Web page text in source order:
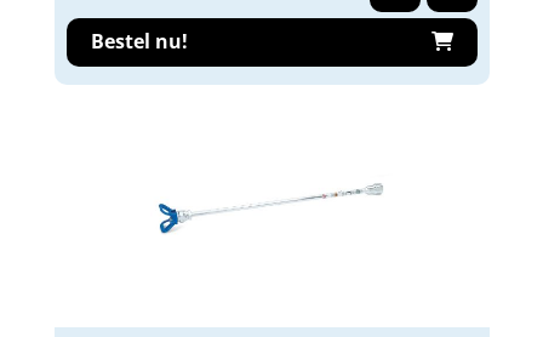
Bestel nu!